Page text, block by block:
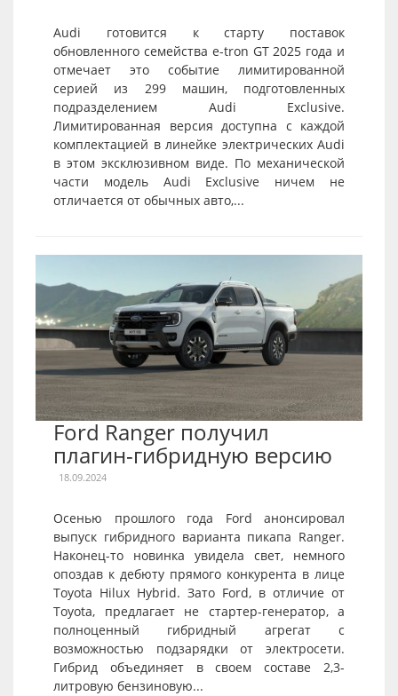
Audi готовится к старту поставок
обновленного семейства e-tron GT 2025 года и
отмечает это событие лимитированной
серией из 299 машин, подготовленных
подразделением Audi Exclusive.
Лимитированная версия доступна с каждой
комплектацией в линейке электрических Audi
в этом эксклюзивном виде. По механической
части модель Audi Exclusive ничем не
отличается от обычных авто,...
Ford Ranger получил
плагин-гибридную версию
18.09.2024
Осенью прошлого года Ford анонсировал
выпуск гибридного варианта пикапа Ranger.
Наконец-то новинка увидела свет, немного
опоздав к дебюту прямого конкурента в лице
Toyota Hilux Hybrid. Зато Ford, в отличие от
Toyota, предлагает не стартер-генератор, а
полноценный гибридный агрегат с
возможностью подзарядки от электросети.
Гибрид объединяет в своем составе 2,3-
литровую бензиновую...